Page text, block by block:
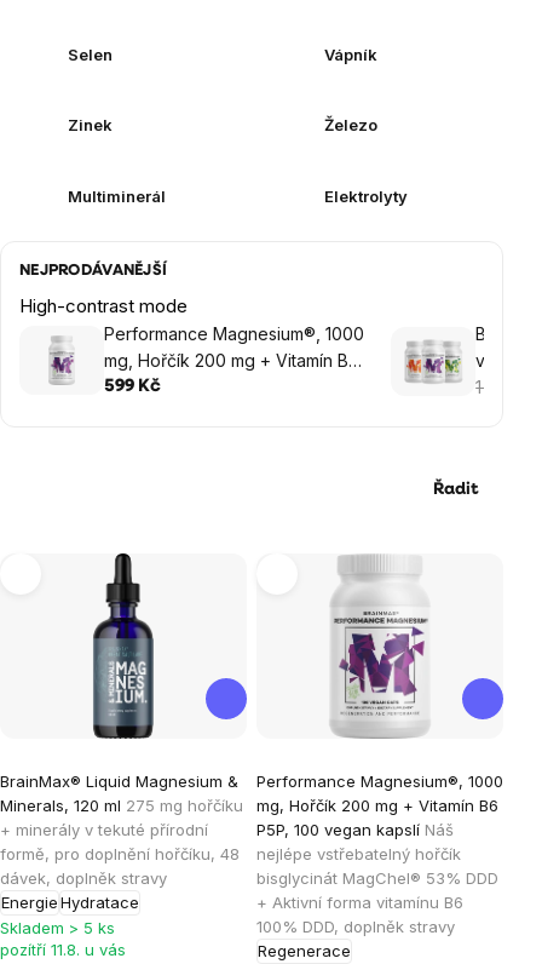
Selen Vápník
Zinek Železo
Multiminerál Elektrolyty
NEJPRODÁVANĚJŠÍ
High-contrast mode
Performance Magnesium®, 1000
mg, Hořčík 200 mg + Vitamín B6
P5P, 100 vegan kapslí
599 Kč
1 637
Řadit
produktů
BrainMax® Liquid Magnesium &
Minerals, 120 ml 275 mg hořčíku
+ minerály v tekuté přírodní
formě, pro doplnění hořčíku, 48
dávek, doplněk stravy
EnergieHydratace
hodnocení
produktu
je
4,9
z
5
Skladem > 5 ks
pozítří 11.8. u vás
Performance Magnesium®, 1000
mg, Hořčík 200 mg + Vitamín B6
P5P, 100 vegan kapslí Náš
nejlépe vstřebatelný hořčík
bisglycinát MagChel® 53% DDD
+ Aktivní forma vitamínu B6
100% DDD, doplněk stravy
Regenerace
hodnocení
produktu
je
4,9
z
5